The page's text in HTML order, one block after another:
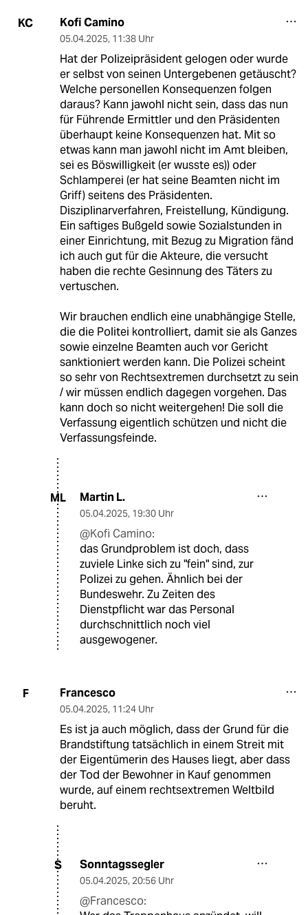
KC Kofi Camino
05.04.2025, 11:38 Uhr
Hat der Polizeipräsident gelogen oder wurde
er selbst von seinen Untergebenen getäuscht?
Welche personellen Konsequenzen folgen
daraus? Kann jawohl nicht sein, dass das nun
für Führende Ermittler und den Präsidenten
überhaupt keine Konsequenzen hat. Mit so
etwas kann man jawohl nicht im Amt bleiben,
sei es Böswilligkeit (er wusste es)) oder
Schlamperei (er hat seine Beamten nicht im
Griff) seitens des Präsidenten.
Disziplinarverfahren, Freistellung, Kündigung.
Ein saftiges Bußgeld sowie Sozialstunden in
einer Einrichtung, mit Bezug zu Migration fänd
ich auch gut für die Akteure, die versucht
haben die rechte Gesinnung des Täters zu
vertuschen.
Wir brauchen endlich eine unabhängige Stelle,
die die Politei kontrolliert, damit sie als Ganzes
sowie einzelne Beamten auch vor Gericht
sanktioniert werden kann. Die Polizei scheint
so sehr von Rechtsextremen durchsetzt zu sein
/ wir müssen endlich dagegen vorgehen. Das
kann doch so nicht weitergehen! Die soll die
Verfassung eigentlich schützen und nicht die
Verfassungsfeinde.
ML Martin L.
05.04.2025, 19:30 Uhr
@Kofi Camino:
das Grundproblem ist doch, dass
zuviele Linke sich zu "fein" sind, zur
Polizei zu gehen. Ähnlich bei der
Bundeswehr. Zu Zeiten des
Dienstpflicht war das Personal
durchschnittlich noch viel
ausgewogener.
F Francesco
05.04.2025, 11:24 Uhr
Es ist ja auch möglich, dass der Grund für die
Brandstiftung tatsächlich in einem Streit mit
der Eigentümerin des Hauses liegt, aber dass
der Tod der Bewohner in Kauf genommen
wurde, auf einem rechtsextremen Weltbild
beruht.
S Sonntagssegler
05.04.2025, 20:56 Uhr
@Francesco: